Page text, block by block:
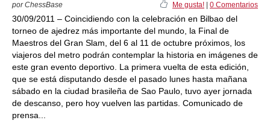
por ChessBase Me gusta! 0 Comentarios
30/09/2011 – Coincidiendo con la celebración en Bilbao del
torneo de ajedrez más importante del mundo, la Final de
Maestros del Gran Slam, del 6 al 11 de octubre próximos, los
viajeros del metro podrán contemplar la historia en imágenes de
este gran evento deportivo. La primera vuelta de esta edición,
que se está disputando desde el pasado lunes hasta mañana
sábado en la ciudad brasileña de Sao Paulo, tuvo ayer jornada
de descanso, pero hoy vuelven las partidas. Comunicado de
prensa...